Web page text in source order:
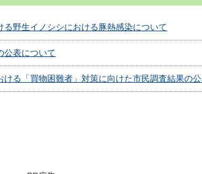
る野生イノシシにおける豚熱感染について
公表について
ける「買物困難者」対策に向けた市民調査結果の